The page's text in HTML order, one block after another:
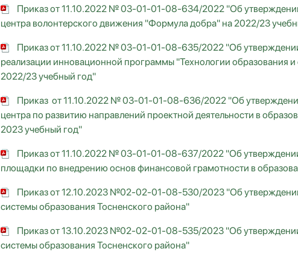
Приказ от 11.10.2022 № 03-01-01-08-634/2022 "Об
центра волонтерского движения "Формула добра" на 2022/23
Приказ от 11.10.2022 № 03-01-01-08-635/2022 "Об
реализации инновационной программы "Технологии образования
2022/23 учебный год"
Приказ от 11.10.2022 № 03-01-01-08-636/2022 "Об
центра по развитию направлений проектной деятельности в
2023 учебный год"
Приказ от 11.10.2022 № 03-01-01-08-637/2022 "Об
площадки по внедрению основ финансовой грамотности в
Приказ от 12.10.2023 №02-02-01-08-530/2023 "Об
системы образования Тосненского района"
Приказ от 13.10.2023 №02-02-01-08-535/2023 "Об утверждении
системы образования Тосненского района"